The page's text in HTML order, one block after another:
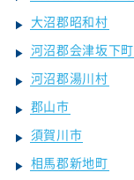
大沼郡昭和村
河沼郡会津坂下町
河沼郡湯川村
郡山市
須賀川市
相馬郡新地町